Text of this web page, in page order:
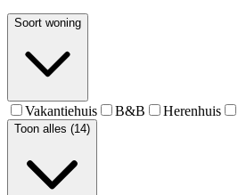
Soort woning
Vakantiehuis B&B Herenhuis
Toon alles (14)